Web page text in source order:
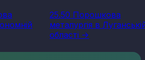
25.50 Порошкова
металургія в
області ->